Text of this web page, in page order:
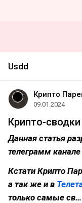
Usdd
Крипто
09.01.2024
Крипто-
Данная статья
телеграмм канале
Кстати Крипто
а так же и в
только самые св…